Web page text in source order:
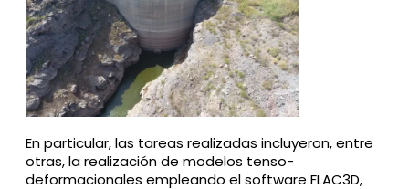
En particular, las tareas realizadas incluyeron, entre
otras, la realización de modelos tenso-
deformacionales empleando el software FLAC3D,